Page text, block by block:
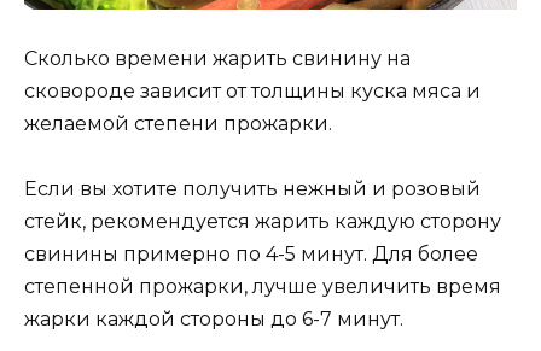
Сколько времени жарить свинину на
сковороде зависит от толщины куска мяса и
желаемой степени прожарки.
Если вы хотите получить нежный и розовый
стейк, рекомендуется жарить каждую сторону
свинины примерно по 4-5 минут. Для более
степенной прожарки, лучше увеличить время
жарки каждой стороны до 6-7 минут.